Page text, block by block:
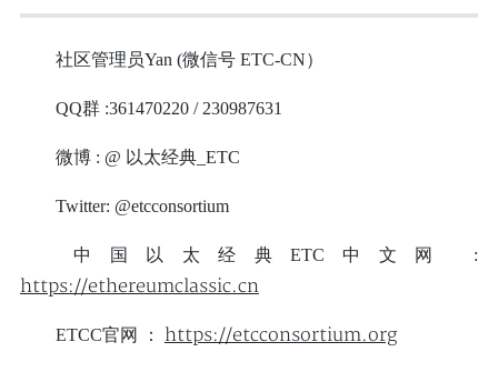
社区管理员Yan (微信号 ETC-CN）
QQ群 :361470220 / 230987631
微博 : @ 以太经典_ETC
Twitter: @etcconsortium
中国以太经典ETC中文网 :
https://ethereumclassic.cn
ETCC官网 ： https://etcconsortium.org